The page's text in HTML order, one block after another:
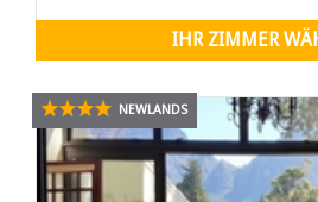
IHR ZIMMER
NEWLANDS